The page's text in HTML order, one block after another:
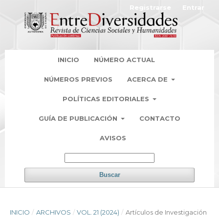
INICIO NÚMERO ACTUAL
NÚMEROS PREVIOS ACERCA DE
POLÍTICAS EDITORIALES
GUÍA DE PUBLICACIÓN CONTACTO
AVISOS
Buscar
Registrarse Entrar
INICIO / ARCHIVOS / VOL. 21 (2024) / Artículos de Investigación